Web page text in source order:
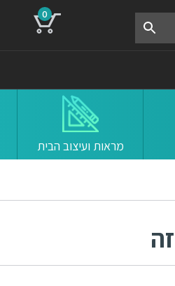
0
מראות ועיצוב הבית